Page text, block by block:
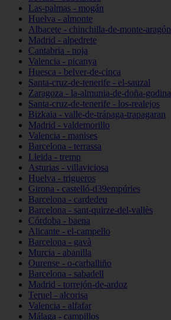
Las-palmas - mogán
Huelva - almonte
Albacete - chinchilla-de-monte-aragón
Madrid - alpedrete
Cantabria - noja
Valencia - picanya
Huesca - belver-de-cinca
Santa-cruz-de-tenerife - el-sauzal
Zaragoza - la-almunia-de-doña-godina
Santa-cruz-de-tenerife - los-realejos
Bizkaia - valle-de-trápaga-trapagaran
Madrid - valdemorillo
Valencia - manises
Barcelona - terrassa
Lleida - tremp
Asturias - villaviciosa
Huelva - trigueros
Girona - castelló-d39empúries
Barcelona - cardedeu
Barcelona - sant-quirze-del-vallès
Córdoba - baena
Alicante - el-campello
Barcelona - gavà
Murcia - abanilla
Ourense - o-carballiño
Barcelona - sabadell
Madrid - torrejón-de-ardoz
Teruel - alcorisa
Valencia - alfafar
Málaga - campillos